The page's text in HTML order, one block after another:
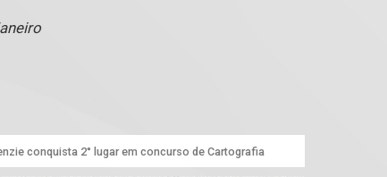
conquista 2° lugar em concurso de Cartografia